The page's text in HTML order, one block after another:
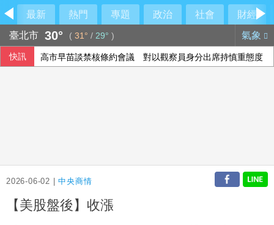
最新 熱門 專題 政治 社會
財經
臺北市 30° ( 31° / 29° ) 氣象
快訊 高市早苗談禁核條約會議 對以觀察員身分出席持慎重態度
2026-06-02 |中央商情
【美股盤後】收漲